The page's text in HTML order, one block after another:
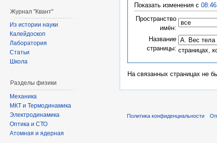
Показать изменения с
Пространство
имён:
Название
страницы: страницах,
На связанных страницах не
Журнал "Квант"
Из истории науки
Калейдоскоп
Лаборатория
Статьи
Школа
Разделы физики
Механика
МКТ и Термодинамика
Электродинамика
Оптика и СТО
Атомная и ядерная
Политика конфиденциальности